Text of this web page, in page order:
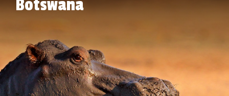
Botswana